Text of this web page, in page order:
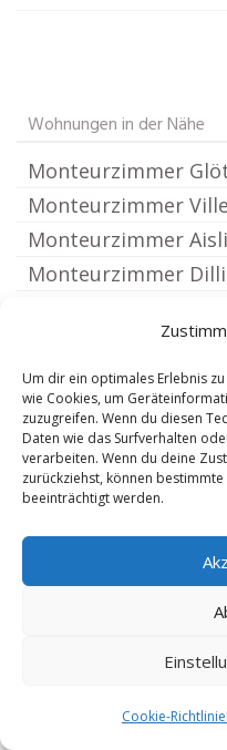
Um dir ein optimales Erlebnis
wie Cookies, um
zuzugreifen. Wenn du diesen
Daten wie das Surfverhalten
verarbeiten. Wenn du deine
zurückziehst, können
beeinträchtigt werden.
Cookie-Richtlinie
Wohnungen in der Nähe
Monteurzimmer
Monteurzimmer
Monteurzimmer
Monteurzimmer
Monteurzimmer
Monteurzimmer
Monteurzimmer
Monteurzimmer
Monteurzimmer
Monteurzimmer
Monteurzimmer
Monteurzimmer
Monteurzimmer